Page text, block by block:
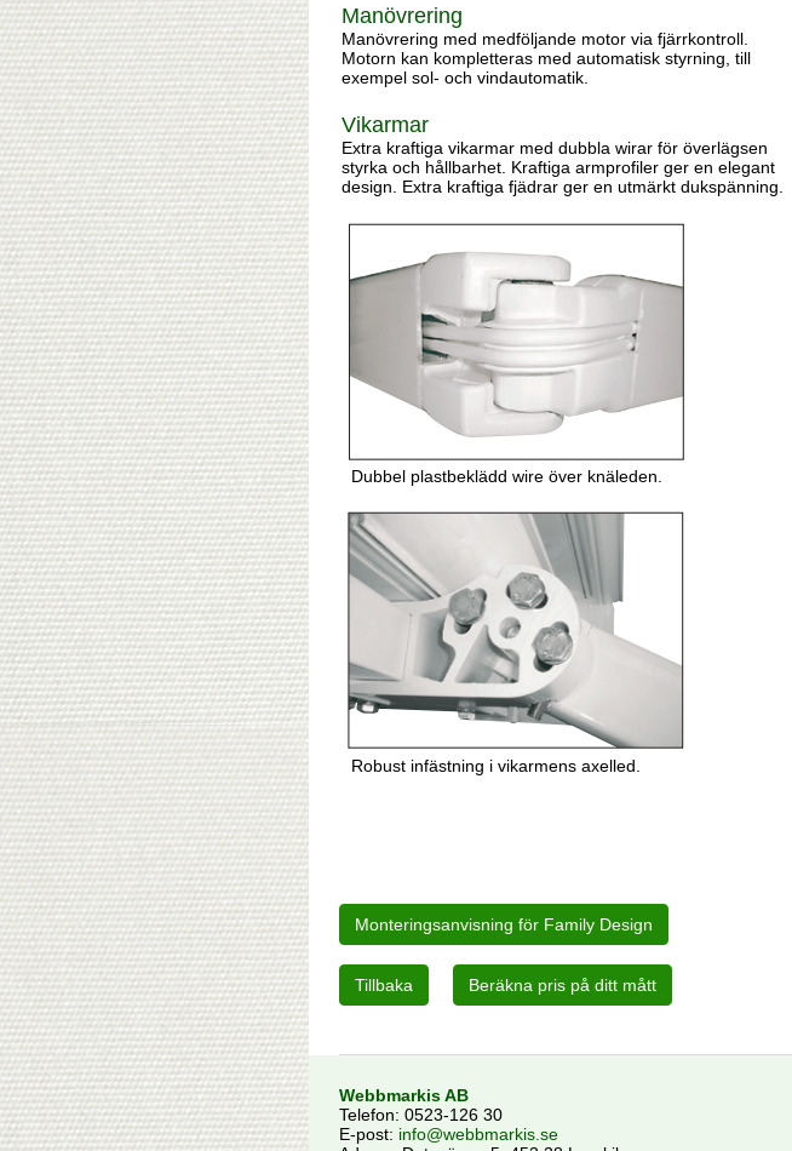
Manövrering
Manövrering med medföljande motor via fjärrkontroll.
Motorn kan kompletteras med automatisk styrning, till
exempel sol- och vindautomatik.
Vikarmar
Extra kraftiga vikarmar med dubbla wirar för överlägsen
styrka och hållbarhet. Kraftiga armprofiler ger en elegant
design. Extra kraftiga fjädrar ger en utmärkt dukspänning.
Dubbel plastbeklädd wire över knäleden.
Robust infästning i vikarmens axelled.
Webbmarkis AB
Telefon: 0523-126 30
E-post: info@webbmarkis.se